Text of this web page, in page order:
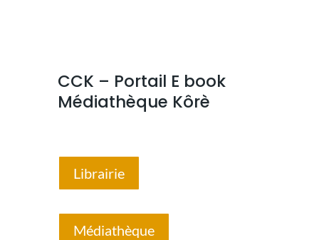
CCK – Portail E book
Médiathèque Kôrè
Librairie
Médiathèque